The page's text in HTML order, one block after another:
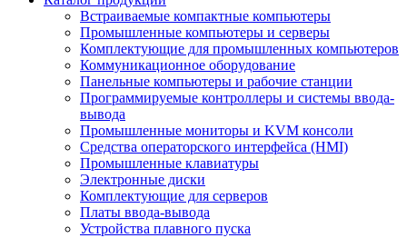
Встраиваемые компактные компьютеры
Промышленные компьютеры и серверы
Комплектующие для промышленных компьютеров
Коммуникационное оборудование
Панельные компьютеры и рабочие станции
Программируемые контроллеры и системы ввода-
вывода
Промышленные мониторы и KVM консоли
Средства операторского интерфейса (HMI)
Промышленные клавиатуры
Электронные диски
Комплектующие для серверов
Платы ввода-вывода
Устройства плавного пуска